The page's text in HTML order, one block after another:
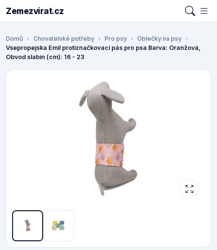
Zemezvirat.cz
Domů Chovatelské potřeby Pro psy
Oblečky na psy
Vsepropejska Emil protiznačkovací pás pro psa Barva: Oranžová,
Obvod slabin (cm): 16 - 23